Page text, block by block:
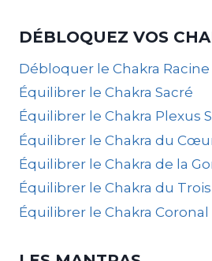
DÉBLOQUEZ VOS
Débloquer le Chakra
Équilibrer le Chakra Sacré
Équilibrer le Chakra Plexus
Équilibrer le Chakra du
Équilibrer le Chakra de la
Équilibrer le Chakra du
Équilibrer le Chakra Coronal